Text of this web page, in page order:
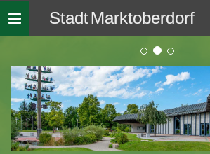
Toggle
navigation
Stadt Marktoberdorf